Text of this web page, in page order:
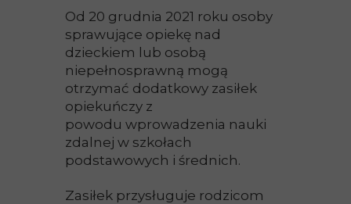
Od 20 grudnia 2021 roku osoby
sprawujące opiekę nad
dzieckiem lub osobą
niepełnosprawną mogą
otrzymać dodatkowy zasiłek
opiekuńczy z
powodu wprowadzenia nauki
zdalnej w szkołach
podstawowych i średnich.
Zasiłek przysługuje rodzicom